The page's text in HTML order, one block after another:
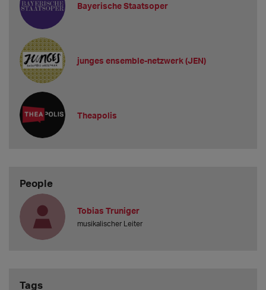
Bayerische Staatsoper
junges ensemble-netzwerk (JEN)
Theapolis
People
Tobias Truniger
musikalischer Leiter
Tags